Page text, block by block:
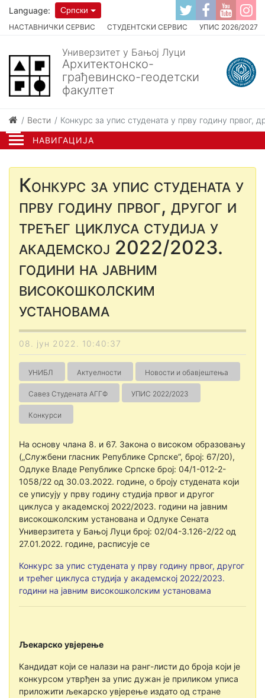
НАВИГАЦИЈА
НАСТАВНИЧКИ СЕРВИС СТУДЕНТСКИ СЕРВИС УПИС 2026/2027
Language: Српски
Универзитет у Бањој Луци
Архитектонско-
грађевинско-геодетски
факултет
Вести Конкурс за упис студената у прву годину првог,
Конкурс за упис студената у
прву годину првог, другог и
трећег циклуса студија у
академској 2022/2023.
години на јавним
високошколским
установама
08. јун 2022. 10:40:37
УНИБЛ Актуелности Новости и обавјештења
Савез Студената АГГФ УПИС 2022/2023
Конкурси
На основу члана 8. и 67. Закона о високом образовању
(„Службени гласник Републике Српске“, број: 67/20),
Одлуке Владе Републике Српске број: 04/1-012-2-
1058/22 од 30.03.2022. године, о броју студената који
се уписују у прву годину студија првог и другог
циклуса у академској 2022/2023. години на јавним
високошколским установана и Одлуке Сената
Универзитета у Бањој Луци број: 02/04-3.126-2/22 од
27.01.2022. године, расписује се
Конкурс за упис студената у прву годину првог, другог
и трећег циклуса студија у академској 2022/2023.
години на јавним високошколским установама
Љекарско увјерење
Кандидат који се налази на ранг-листи до броја који је
конкурсом утврђен за упис дужан је приликом уписа
приложити љекарско увјерење издато од стране